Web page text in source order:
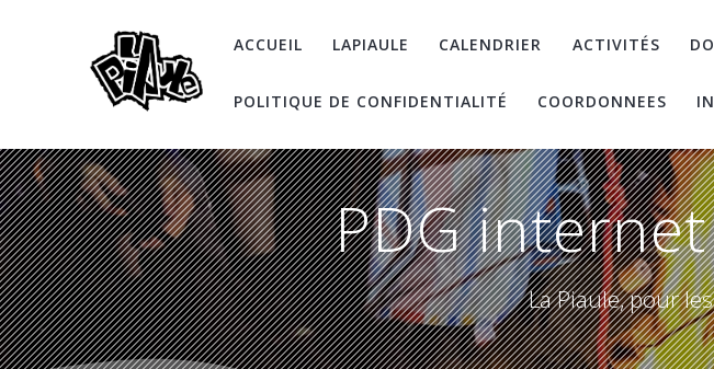
ACCUEIL LAPIAULE CALENDRIER ACTIVITÉS
POLITIQUE DE CONFIDENTIALITÉ COORDONNEES
PDG
La Piaule, pour